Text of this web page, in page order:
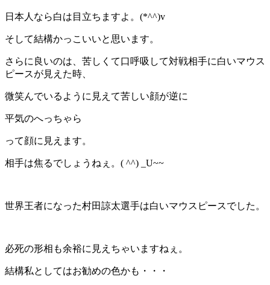
日本人なら白は目立ちますよ。(*^^)v
そして結構かっこいいと思います。
さらに良いのは、苦しくて口呼吸して対戦相手に白いマウス
ピースが見えた時、
微笑んでいるように見えて苦しい顔が逆に
平気のへっちゃら
って顔に見えます。
相手は焦るでしょうねぇ。( ^^) _U~~
世界王者になった村田諒太選手は白いマウスピースでした。
必死の形相も余裕に見えちゃいますねぇ。
結構私としてはお勧めの色かも・・・